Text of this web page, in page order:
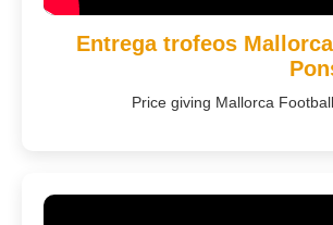
Entrega trofeos
Price giving Mallorca